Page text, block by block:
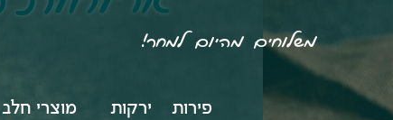
משלוחים מהיום למחר!
פירות ירקות מוצרי